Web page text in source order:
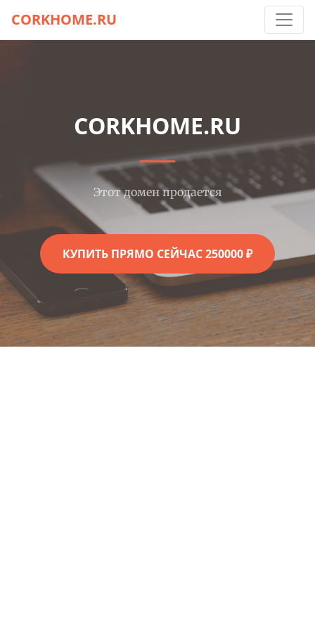
CORKHOME.RU
CORKHOME.RU
Этот домен продается
КУПИТЬ ПРЯМО СЕЙЧАС 250000 ₽